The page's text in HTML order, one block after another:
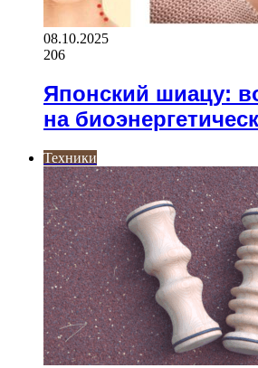
08.10.2025
206
Японский шиацу:
на
Техники